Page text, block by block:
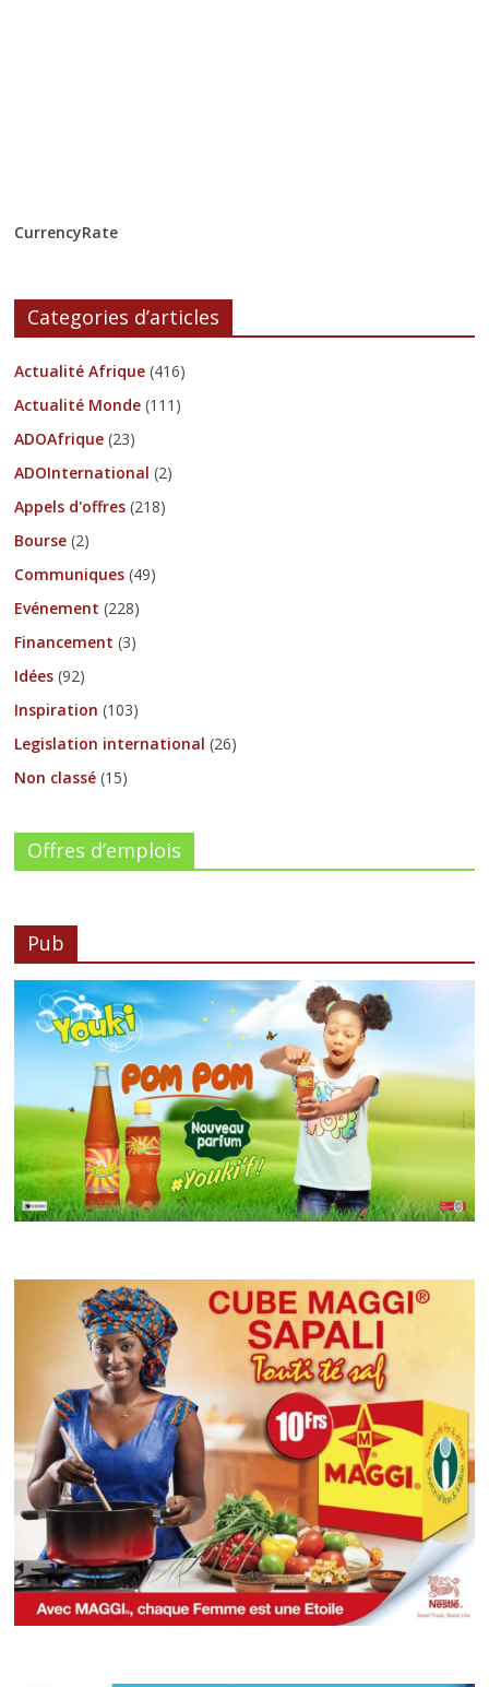
CurrencyRate
Categories d’articles
Actualité Afrique (416)
Actualité Monde (111)
ADOAfrique (23)
ADOInternational (2)
Appels d'offres (218)
Bourse (2)
Communiques (49)
Evénement (228)
Financement (3)
Idées (92)
Inspiration (103)
Legislation international (26)
Non classé (15)
Offres d’emplois
Pub